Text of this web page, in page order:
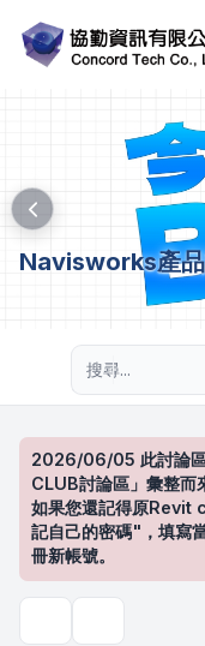
Navisworks產
2026/06/05 此討論區
CLUB討論區」彙整而
如果您還記得原Revit
記自己的密碼"，填寫
冊新帳號。